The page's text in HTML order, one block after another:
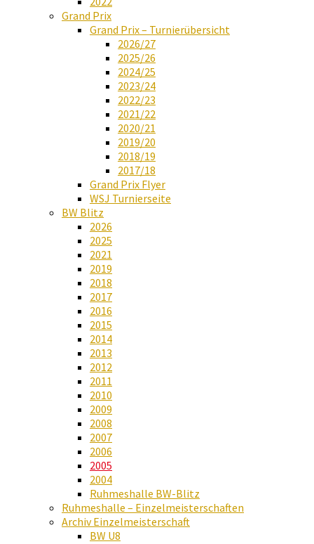
Grand Prix
Grand Prix – Turnierübersicht
2026/27
2025/26
2024/25
2023/24
2022/23
2021/22
2020/21
2019/20
2018/19
2017/18
Grand Prix Flyer
WSJ Turnierseite
BW Blitz
2026
2025
2021
2019
2018
2017
2016
2015
2014
2013
2012
2011
2010
2009
2008
2007
2006
2005
2004
Ruhmeshalle BW-Blitz
Ruhmeshalle – Einzelmeisterschaften
Archiv Einzelmeisterschaft
BW U8